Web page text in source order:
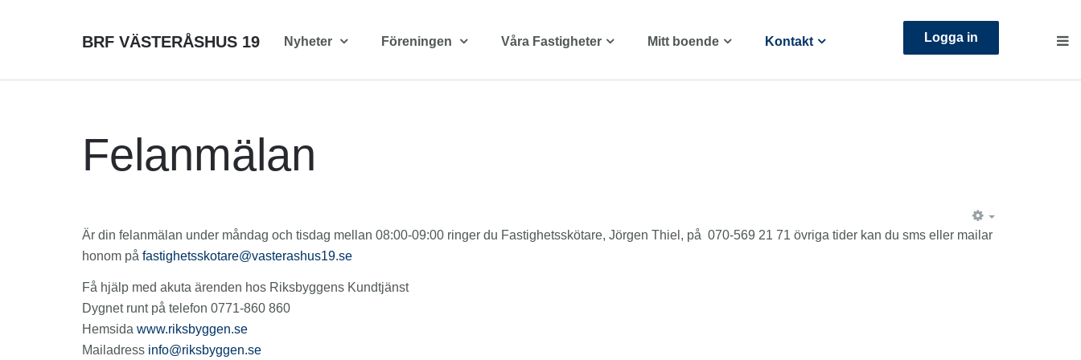
BRF VÄSTERÅSHUS 19 Nyheter Föreningen Våra Fastigheter Mitt boende Kontakt Logga in
Felanmälan
Är din felanmälan under måndag och tisdag mellan 08:00-09:00 ringer du Fastighetsskötare, Jörgen Thiel, på 070-569 21 71 övriga tider kan du sms eller mailar
honom på
Få hjälp med akuta ärenden hos Riksbyggens Kundtjänst
Dygnet runt på telefon 0771-860 860
Hemsida www.riksbyggen.se
Mailadress